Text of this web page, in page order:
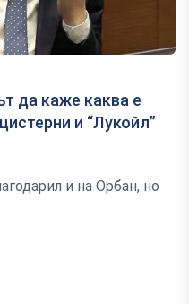
да каже каква е
и “Лукойл”
и на Орбан, но